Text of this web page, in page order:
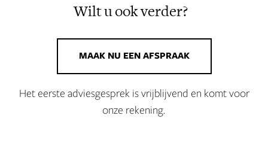
Wilt u ook verder?
MAAK NU EEN AFSPRAAK
Het eerste adviesgesprek is vrijblijvend en komt voor
onze rekening.